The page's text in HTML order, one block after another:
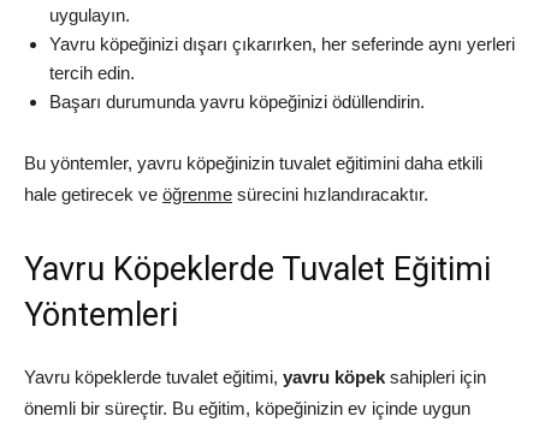
uygulayın.
Yavru köpeğinizi dışarı çıkarırken, her seferinde aynı yerleri
tercih edin.
Başarı durumunda yavru köpeğinizi ödüllendirin.
Bu yöntemler, yavru köpeğinizin tuvalet eğitimini daha etkili
hale getirecek ve öğrenme sürecini hızlandıracaktır.
Yavru Köpeklerde Tuvalet Eğitimi
Yöntemleri
Yavru köpeklerde tuvalet eğitimi, yavru köpek sahipleri için
önemli bir süreçtir. Bu eğitim, köpeğinizin ev içinde uygun